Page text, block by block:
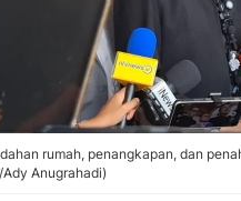
rumah, penangkapan, dan
Anugrahadi)